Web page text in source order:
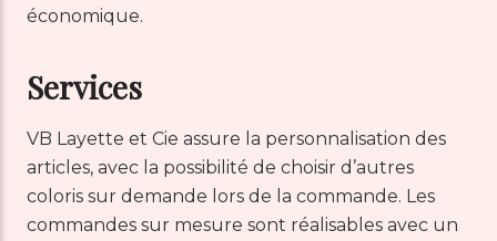
économique.
Services
VB Layette et Cie assure la personnalisation des
articles, avec la possibilité de choisir d’autres
coloris sur demande lors de la commande. Les
commandes sur mesure sont réalisables avec un